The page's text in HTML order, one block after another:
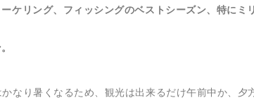
リング、フィッシングのベストシーズン、特にミ
なり暑くなるため、観光は出来るだけ午前中か、夕